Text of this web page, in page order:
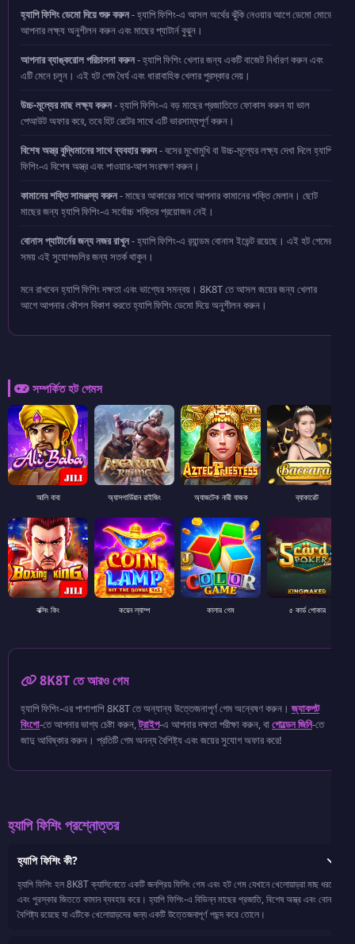
হ্যাপি ফিশিং ডেমো দিয়ে শুরু করুন- হ্যাপি ফিশিং-এ আসল অর্থের ঝুঁকি নেওয়ার আগে ডেমো মোডে
আপনার লক্ষ্য অনুশীলন করুন এবং মাছের প্যাটার্ন বুঝুন।
আপনার ব্যাঙ্করোল পরিচালনা করুন- হ্যাপি ফিশিং খেলার জন্য একটি বাজেট নির্ধারণ করুন এবং
এটি মেনে চলুন। এই হট গেম ধৈর্য এবং ধারাবাহিক খেলার পুরস্কার দেয়।
উচ্চ-মূল্যের মাছ লক্ষ্য করুন- হ্যাপি ফিশিং-এ বড় মাছের প্রজাতিতে ফোকাস করুন যা ভাল
পেআউট অফার করে, তবে হিট রেটের সাথে এটি ভারসাম্যপূর্ণ করুন।
বিশেষ অস্ত্র বুদ্ধিমানের সাথে ব্যবহার করুন- বসের মুখোমুখি বা উচ্চ-মূল্যের লক্ষ্য দেখা দিলে হ্যাপি
ফিশিং-এ বিশেষ অস্ত্র এবং পাওয়ার-আপ সংরক্ষণ করুন।
কামানের শক্তি সামঞ্জস্য করুন- মাছের আকারের সাথে আপনার কামানের শক্তি মেলান। ছোট
মাছের জন্য হ্যাপি ফিশিং-এ সর্বোচ্চ শক্তির প্রয়োজন নেই।
বোনাস প্যাটার্নের জন্য নজর রাখুন- হ্যাপি ফিশিং-এ র‍্যান্ডম বোনাস ইভেন্ট রয়েছে। এই হট গেমের
সময় এই সুযোগগুলির জন্য সতর্ক থাকুন।
মনে রাখবেন হ্যাপি ফিশিং দক্ষতা এবং ভাগ্যের সমন্বয়। 8K8T তে আসল জয়ের জন্য খেলার
আগে আপনার কৌশল বিকাশ করতে হ্যাপি ফিশিং ডেমো দিয়ে অনুশীলন করুন।
সম্পর্কিত হট গেমস
আলি বাবা অ্যাসগার্ডিয়ান রাইজিং অ্যাজটেক নারী যাজক ব্যাকারেট
বক্সিং কিং কয়েন ল্যাম্প কালার গেম ৫ কার্ড পোকার
8K8T তে আরও গেম
হ্যাপি ফিশিং-এর পাশাপাশি 8K8T তে অন্যান্য উত্তেজনাপূর্ণ গেম অন্বেষণ করুন।জ্যাকপট
বিংগো-তে আপনার ভাগ্য চেষ্টা করুন,ট্রাইপ-এ আপনার দক্ষতা পরীক্ষা করুন, বাগোল্ডেন জিনি-তে
জাদু আবিষ্কার করুন। প্রতিটি গেম অনন্য বৈশিষ্ট্য এবং জয়ের সুযোগ অফার করে!
হ্যাপি ফিশিং প্রশ্নোত্তর
হ্যাপি ফিশিং কী?
হ্যাপি ফিশিং হল 8K8T ক্যাসিনোতে একটি জনপ্রিয় ফিশিং গেম এবং হট গেম যেখানে খেলোয়াড়রা মাছ ধরতে
এবং পুরস্কার জিততে কামান ব্যবহার করে। হ্যাপি ফিশিং-এ বিভিন্ন মাছের প্রজাতি, বিশেষ অস্ত্র এবং বোনাস
বৈশিষ্ট্য রয়েছে যা এটিকে খেলোয়াড়দের জন্য একটি উত্তেজনাপূর্ণ পছন্দ করে তোলে।